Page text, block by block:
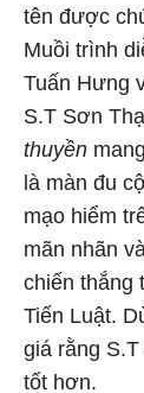
tên được
Muồi trình
Tuấn Hưng
S.T Sơn
thuyền
là màn đu
mạo hiểm
mãn nhãn
chiến thắng
Tiến Luật.
giá rằng
tốt hơn.